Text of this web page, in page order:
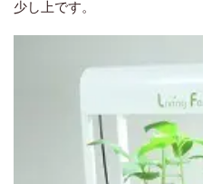
少し上です。